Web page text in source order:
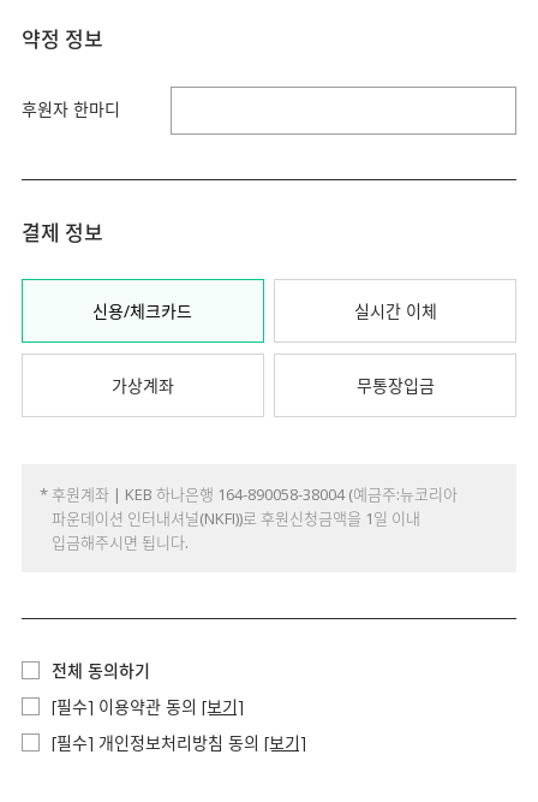
약정 정보
후원자 한마디
결제 정보
신용/체크카드 실시간 이체
가상계좌 무통장입금
* 후원계좌 | KEB 하나은행 164-890058-38004 (예금주:뉴코리아
파운데이션 인터내셔널(NKFI))로 후원신청금액을 1일 이내
입금해주시면 됩니다.
전체 동의하기
[필수] 이용약관 동의 [보기]
[필수] 개인정보처리방침 동의 [보기]